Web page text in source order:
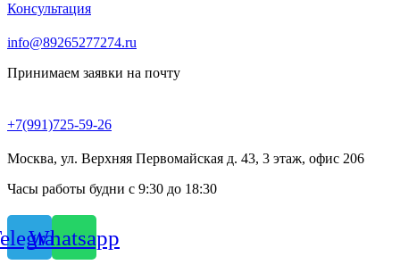
Консультация
info@89265277274.ru
Принимаем заявки на почту
+7(991)725-59-26
Москва, ул. Верхняя Первомайская д. 43, 3 этаж, офис 206
Часы работы будни с 9:30 до 18:30
Whatsapp